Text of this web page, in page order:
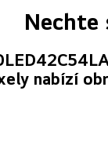
nabízí